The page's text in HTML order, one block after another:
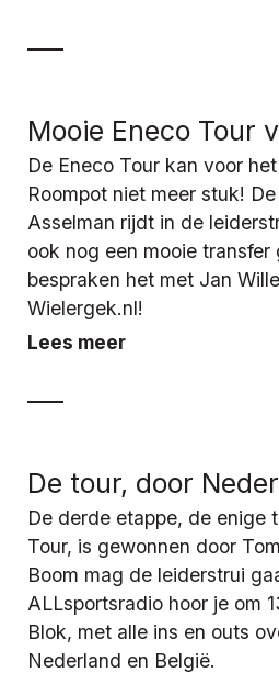
Mooie Eneco Tour
De Eneco Tour kan voor
Roompot niet meer stuk!
Asselman rijdt in de
ook nog een mooie transfer
bespraken het met Jan
Wielergek.nl!
Lees meer
De tour, door
De derde etappe, de enige
Tour, is gewonnen door
Boom mag de leiderstrui
ALLsportsradio hoor je om
Blok, met alle ins en outs
Nederland en België.